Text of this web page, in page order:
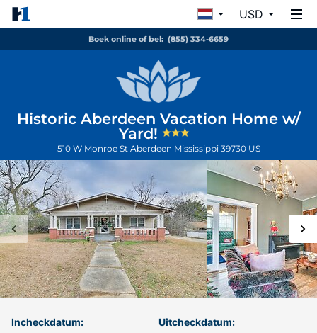
USD
Boek online of bel: (855) 334-6659
Historic Aberdeen Vacation Home w/
Yard!
510 W Monroe St Aberdeen Mississippi 39730 US
Incheckdatum: Uitcheckdatum: